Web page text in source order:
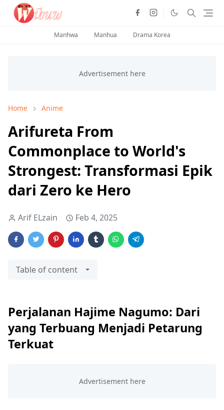
Manhwa Manhua Drama Korea
Home Anime
Arifureta From
Commonplace to World's
Strongest: Transformasi Epik
dari Zero ke Hero
Arif ELzain Feb 4, 2025
Table of content
Perjalanan Hajime Nagumo: Dari
yang Terbuang Menjadi Petarung
Terkuat